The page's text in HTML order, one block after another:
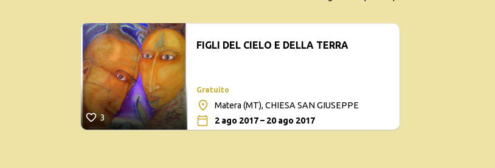
3
FIGLI DEL CIELO E DELLA TERRA
Gratuito
Matera (MT), CHIESA SAN GIUSEPPE
2 ago 2017 – 20 ago 2017